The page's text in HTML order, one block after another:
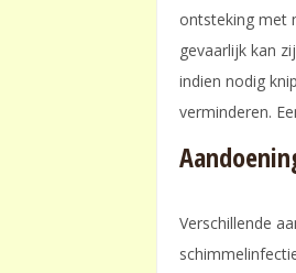
ontsteking met
gevaarlijk kan
indien nodig
verminderen.
Verschillende